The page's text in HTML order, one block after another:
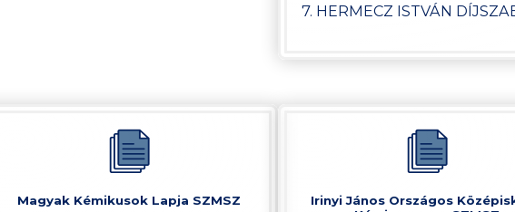
7. HERMECZ ISTVÁN
Magyak Kémikusok Lapja SZMSZ
Irinyi János Országos